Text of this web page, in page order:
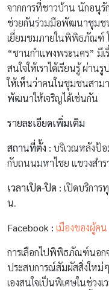
จากการที่ชาวบ้าน นักอนุรั
ช่วยกันร่วมมือพัฒนาชุมช
เยี่ยมชมภายในพิพิธภัณฑ์
“ชานกำแพงพระนคร” มี
สนใจให้เราได้เรียนรู้ ผ่า
ให้เห็นว่าคนในชุมชนสาม
พัฒนาให้เจริญได้เช่นกัน
รายละเอียดเพิ่มเติม
สถานที่ตั้ง : บริเวณหลังป้
กับถนนมหาไชย แขวงสำ
เวลาเปิด-ปิด : เปิดบริการ
น.
Facebook : เมืองของผู้คน
การเลือกไปพิพิธภัณฑ์นอกจ
ประสบการณ์สัมผัสสิ่งให
เองสนใจเป็นพิเศษในช่วงเ